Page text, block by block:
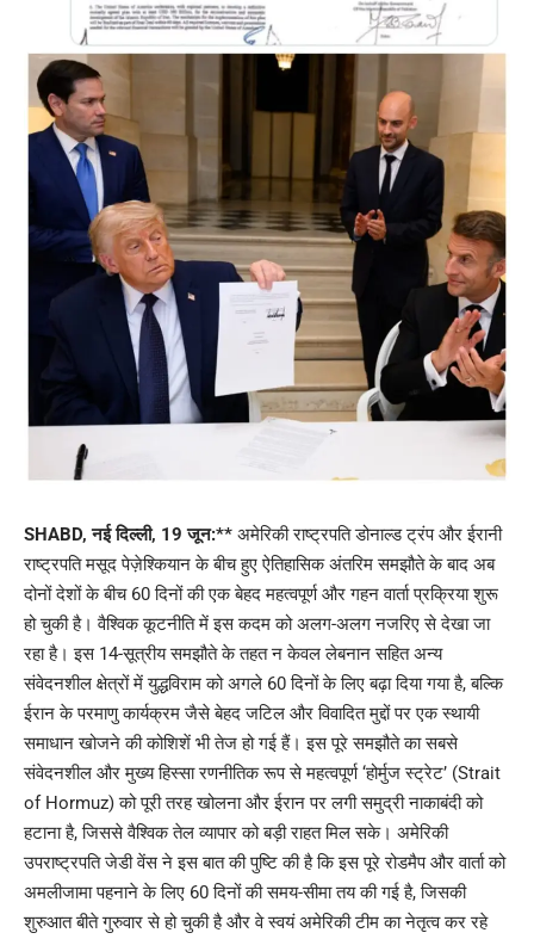
SHABD, नई दिल्ली, 19 जून:** अमेरिकी राष्ट्रपति डोनाल्ड ट्रंप और ईरानी
राष्ट्रपति मसूद पेज़ेश्कियान के बीच हुए ऐतिहासिक अंतरिम समझौते के बाद अब
दोनों देशों के बीच 60 दिनों की एक बेहद महत्वपूर्ण और गहन वार्ता प्रक्रिया शुरू
हो चुकी है। वैश्विक कूटनीति में इस कदम को अलग-अलग नजरिए से देखा जा
रहा है। इस 14-सूत्रीय समझौते के तहत न केवल लेबनान सहित अन्य
संवेदनशील क्षेत्रों में युद्धविराम को अगले 60 दिनों के लिए बढ़ा दिया गया है, बल्कि
ईरान के परमाणु कार्यक्रम जैसे बेहद जटिल और विवादित मुद्दों पर एक स्थायी
समाधान खोजने की कोशिशें भी तेज हो गई हैं। इस पूरे समझौते का सबसे
संवेदनशील और मुख्य हिस्सा रणनीतिक रूप से महत्वपूर्ण ‘होर्मुज स्ट्रेट’ (Strait
of Hormuz) को पूरी तरह खोलना और ईरान पर लगी समुद्री नाकाबंदी को
हटाना है, जिससे वैश्विक तेल व्यापार को बड़ी राहत मिल सके। अमेरिकी
उपराष्ट्रपति जेडी वेंस ने इस बात की पुष्टि की है कि इस पूरे रोडमैप और वार्ता को
अमलीजामा पहनाने के लिए 60 दिनों की समय-सीमा तय की गई है, जिसकी
शुरुआत बीते गुरुवार से हो चुकी है और वे स्वयं अमेरिकी टीम का नेतृत्व कर रहे